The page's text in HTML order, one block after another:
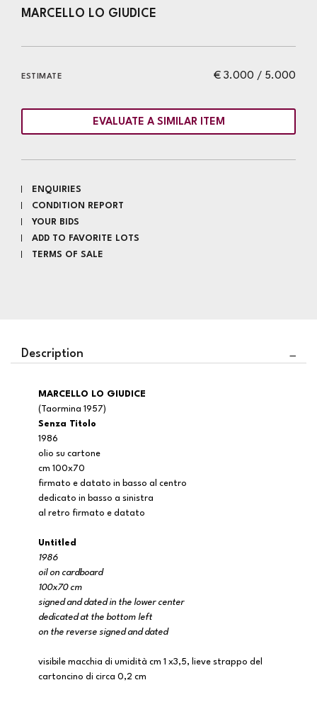
MARCELLO LO GIUDICE
€ 3.000 / 5.000
ESTIMATE
EVALUATE A SIMILAR ITEM
ENQUIRIES
CONDITION REPORT
YOUR BIDS
ADD TO FAVORITE LOTS
TERMS OF SALE
Description
MARCELLO LO GIUDICE
(Taormina 1957)
Senza Titolo
1986
olio su cartone
cm 100x70
firmato e datato in basso al centro
dedicato in basso a sinistra
al retro firmato e datato
Untitled
1986
oil on cardboard
100x70 cm
signed and dated in the lower center
dedicated at the bottom left
on the reverse signed and dated
visibile macchia di umidità cm 1 x3,5, lieve strappo del
cartoncino di circa 0,2 cm